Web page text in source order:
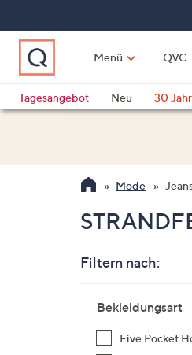
springen
Menü QVC
Tagesangebot
Neu 30
Mode
Filtern nach:
Produktliste
Bekleidungsart
Five Pocket